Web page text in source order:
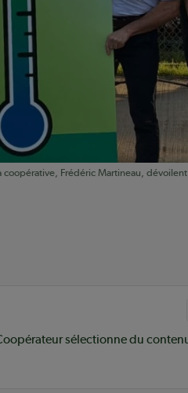
Frédéric Martineau,